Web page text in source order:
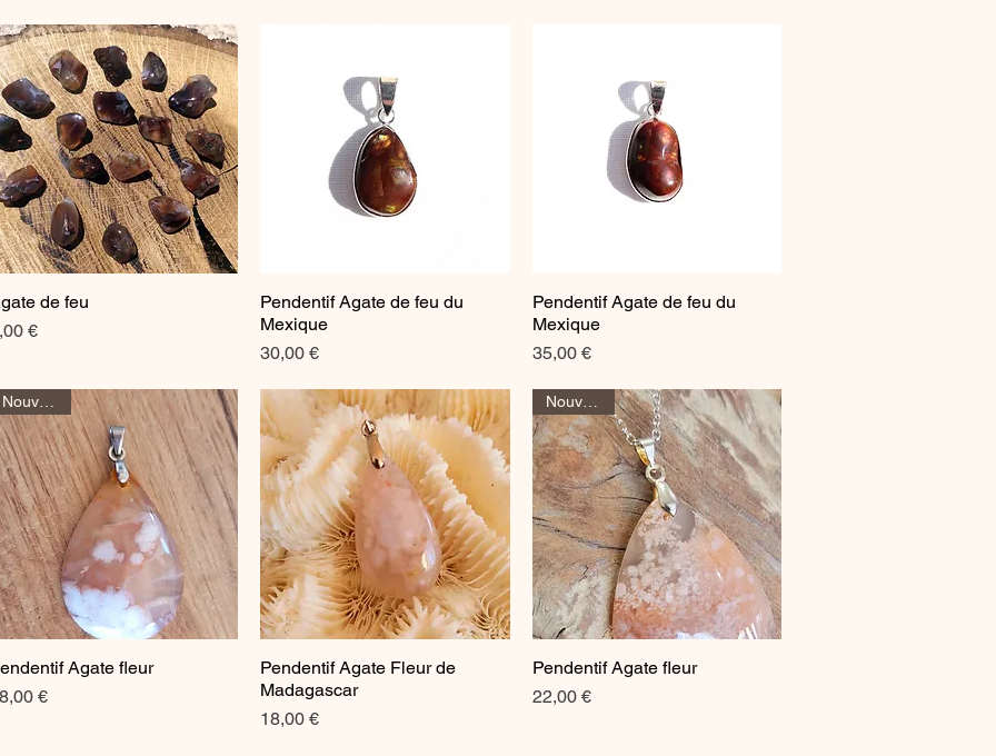
Aperçu rapide
de feu
€
Aperçu rapide
Pendentif Agate de feu du
Mexique
Prix
30,00 €
Aperçu rapide
Pendentif Agate de feu du
Mexique
Prix
35,00 €
Aperçu rapide
Nouveauté
Agate fleur
€
Aperçu rapide
Pendentif Agate Fleur de
Madagascar
Prix
18,00 €
Aperçu rapide
Nouveauté
Pendentif Agate fleur
Prix
22,00 €